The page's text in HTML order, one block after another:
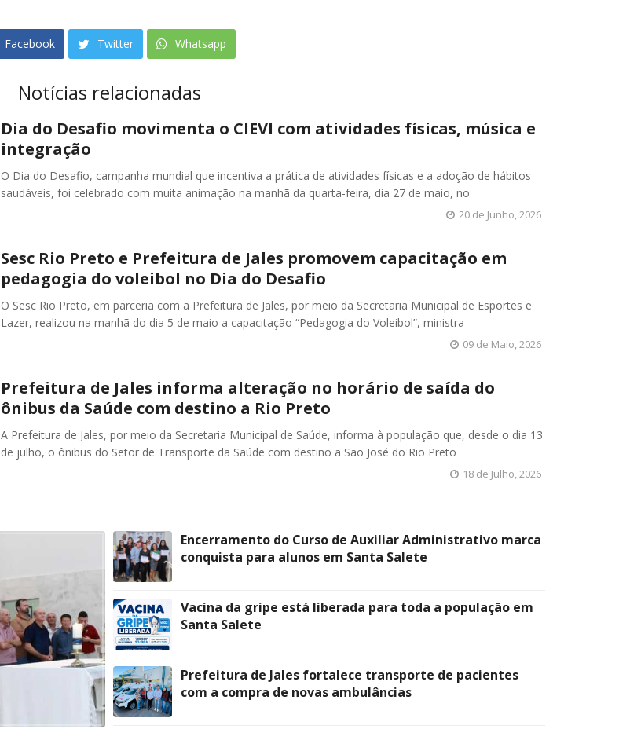
Facebook Twitter Whatsapp
Notícias relacionadas
Dia do Desafio movimenta o CIEVI com atividades físicas, música e
integração
O Dia do Desafio, campanha mundial que incentiva a prática de atividades físicas e a adoção de hábitos
saudáveis, foi celebrado com muita animação na manhã da quarta-feira, dia 27 de maio, no
20 de Junho, 2026
Sesc Rio Preto e Prefeitura de Jales promovem capacitação em
pedagogia do voleibol no Dia do Desafio
O Sesc Rio Preto, em parceria com a Prefeitura de Jales, por meio da Secretaria Municipal de Esportes e
Lazer, realizou na manhã do dia 5 de maio a capacitação “Pedagogia do Voleibol”, ministra
09 de Maio, 2026
Prefeitura de Jales informa alteração no horário de saída do
ônibus da Saúde com destino a Rio Preto
A Prefeitura de Jales, por meio da Secretaria Municipal de Saúde, informa à população que, desde o dia 13
de julho, o ônibus do Setor de Transporte da Saúde com destino a São José do Rio Preto
18 de Julho, 2026
Encerramento do Curso de Auxiliar Administrativo marca
conquista para alunos em Santa Salete
Vacina da gripe está liberada para toda a população em
Santa Salete
Prefeitura de Jales fortalece transporte de pacientes
com a compra de novas ambulâncias